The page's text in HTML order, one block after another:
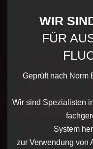
WIR
FÜR
Geprüft nach Norm
Wir sind Spezialisten
System
zur Verwendung von